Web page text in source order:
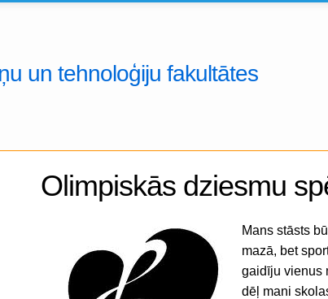
un tehnoloģiju fakultātes
Olimpiskās dziesmu
Mans stāsts
mazā, bet
gaidīju vienus
dēļ mani